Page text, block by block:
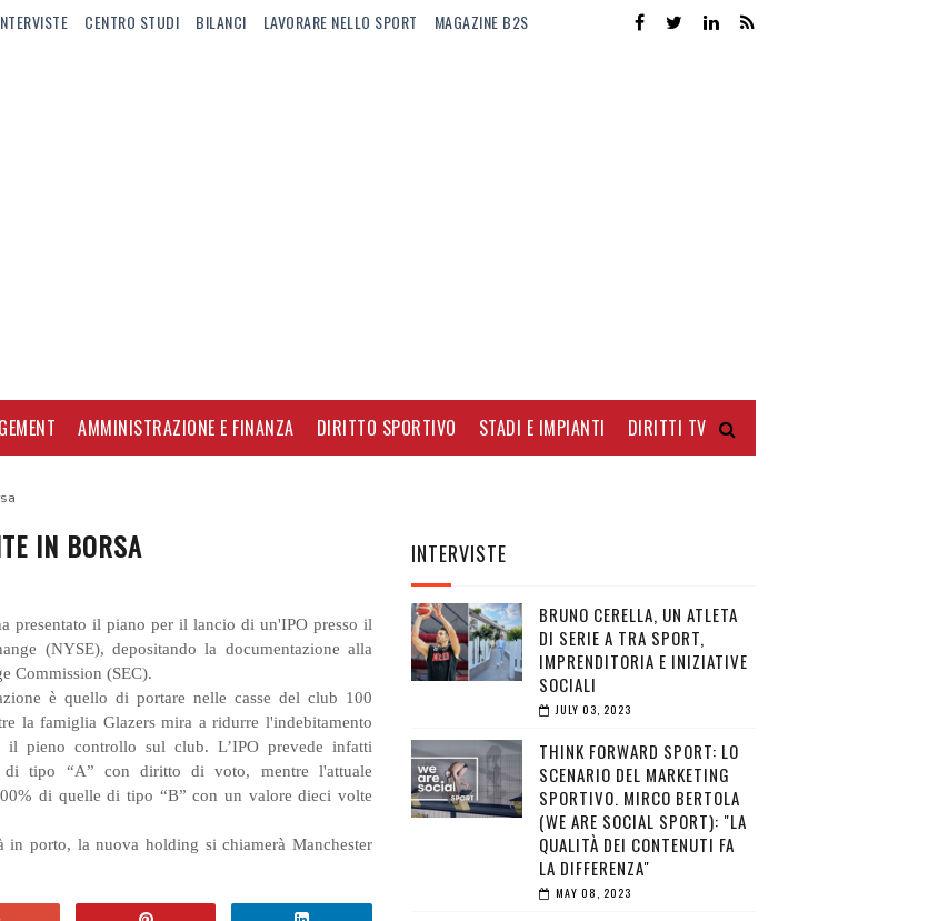
CENTRO STUDI BILANCI LAVORARE NELLO SPORT MAGAZINE B2S
AMMINISTRAZIONE E FINANZA DIRITTO SPORTIVO STADI E IMPIANTI DIRITTI TV
IN BORSA
presentato il piano per il lancio di un'IPO presso il
(NYSE), depositando la documentazione alla
Commission (SEC).
è quello di portare nelle casse del club 100
la famiglia Glazers mira a ridurre l'indebitamento
il pieno controllo sul club. L’IPO prevede infatti
di tipo “A” con diritto di voto, mentre l'attuale
di quelle di tipo “B” con un valore dieci volte
in porto, la nuova holding si chiamerà Manchester
INTERVISTE
BRUNO CERELLA, UN ATLETA
DI SERIE A TRA SPORT,
IMPRENDITORIA E INIZIATIVE
SOCIALI
JULY 03, 2023
THINK FORWARD SPORT: LO
SCENARIO DEL MARKETING
SPORTIVO. MIRCO BERTOLA
(WE ARE SOCIAL SPORT): "LA
QUALITÀ DEI CONTENUTI FA
LA DIFFERENZA"
MAY 08, 2023